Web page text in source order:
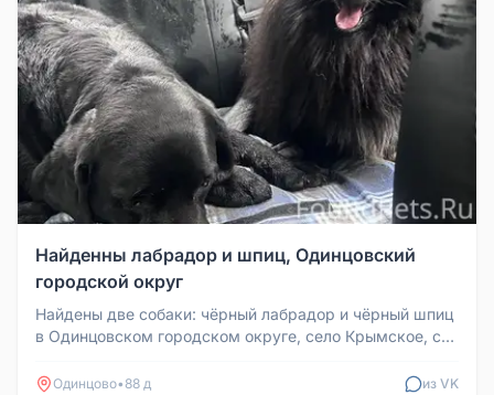
Найденны лабрадор и шпиц, Одинцовский
городской округ
Найдены две собаки: чёрный лабрадор и чёрный шпиц
в Одинцовском городском округе, село Крымское, ст.
Одинцово• 88 д из VK